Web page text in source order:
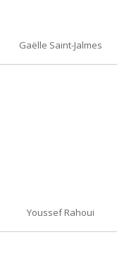
Gaëlle Saint-Jalmes
Youssef Rahoui